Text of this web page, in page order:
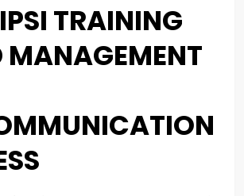
TRAINING
MANAGEMENT